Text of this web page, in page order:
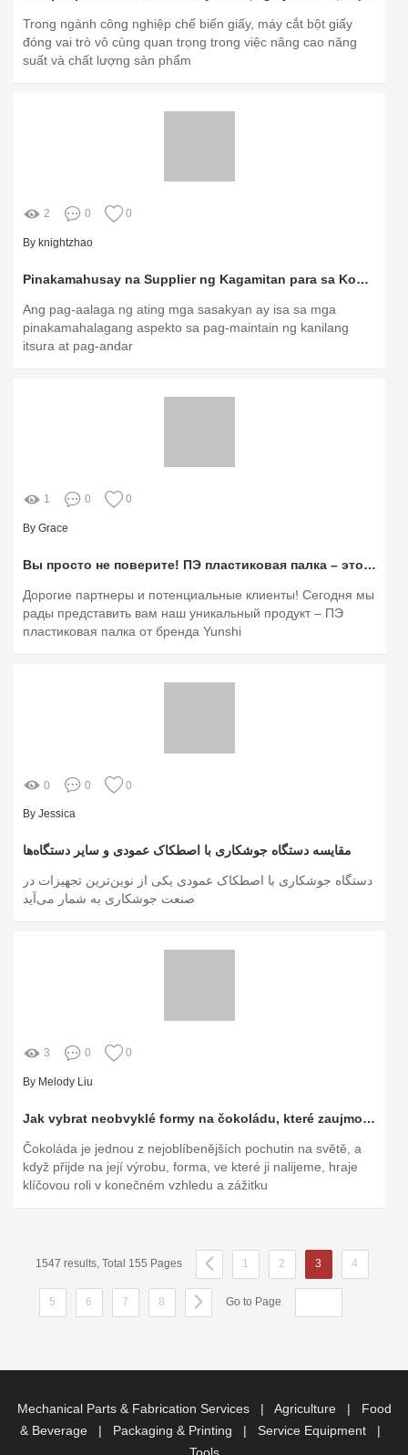
Trong ngành công nghiệp chế biến giấy, máy cắt bột giấy
đóng vai trò vô cùng quan trọng trong việc nâng cao năng
suất và chất lượng sản phẩm
2 0 0
By knightzhao
Pinakamahusay na Supplier ng Kagamitan para sa Komersyal na Paglilinis ng Sasakyan: Alamin ang mga Dapat Isaalang-alang
Ang pag-aalaga ng ating mga sasakyan ay isa sa mga
pinakamahalagang aspekto sa pag-maintain ng kanilang
itsura at pag-andar
1 0 0
By Grace
Вы просто не поверите! ПЭ пластиковая палка – это настоящая находка!
Дорогие партнеры и потенциальные клиенты! Сегодня мы
рады представить вам наш уникальный продукт – ПЭ
пластиковая палка от бренда Yunshi
0 0 0
By Jessica
مقایسه دستگاه جوشکاری با اصطکاک عمودی و سایر دستگاه‌ها
دستگاه جوشکاری با اصطکاک عمودی یکی از نوین‌ترین تجهیزات در
صنعت جوشکاری به شمار می‌آید
3 0 0
By Melody Liu
Jak vybrat neobvyklé formy na čokoládu, které zaujmou?
Čokoláda je jednou z nejoblíbenějších pochutin na světě, a
když přijde na její výrobu, forma, ve které ji nalijeme, hraje
klíčovou roli v konečném vzhledu a zážitku
1547 results, Total 155 Pages 1 2 3 4
5 6 7 8 Go to Page
Mechanical Parts & Fabrication Services | Agriculture | Food
& Beverage
| Packaging & Printing | Service Equipment
|
Tools